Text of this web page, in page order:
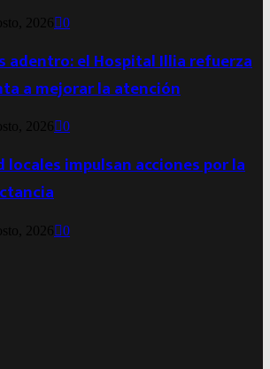
2026 0
adentro: el Hospital Illia refuerza
a mejorar la atención
2026 0
locales impulsan acciones por la
2026 0